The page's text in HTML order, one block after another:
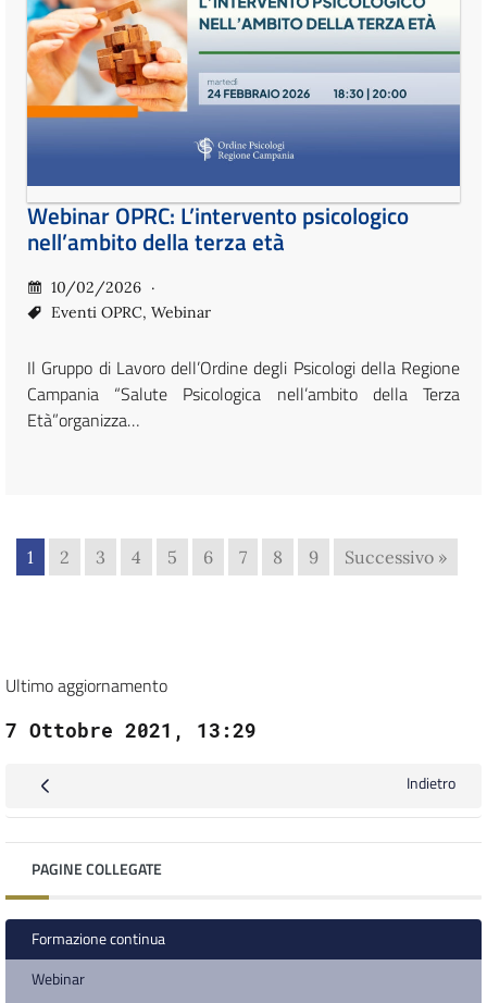
Indietro
PAGINE COLLEGATE
Formazione continua
Webinar
Webinar OPRC: L’intervento psicologico
nell’ambito della terza età
10/02/2026
Eventi OPRC, Webinar
Il Gruppo di Lavoro dell’Ordine degli Psicologi della Regione
Campania “Salute Psicologica nell’ambito della Terza
Età”organizza…
1 2 3 4 5 6 7 8 9 Successivo »
Ultimo aggiornamento
7 Ottobre 2021, 13:29